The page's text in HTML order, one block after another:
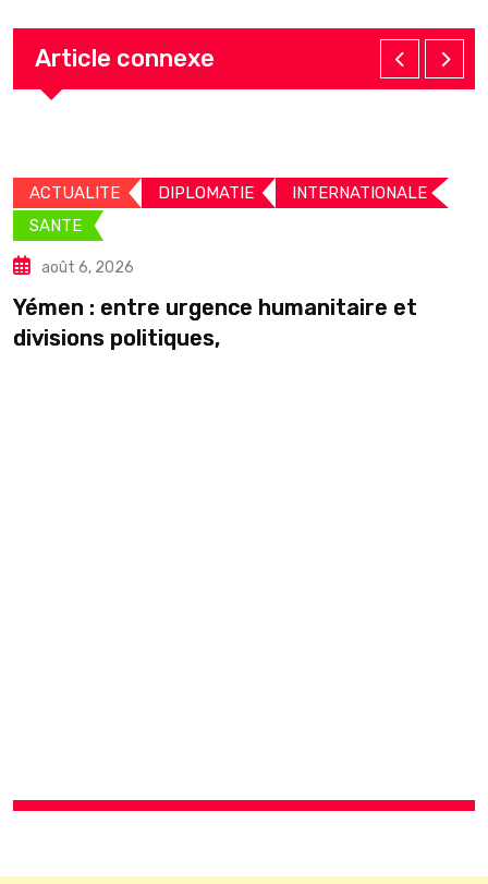
Article connexe
ACTUALITE DIPLOMATIE
INTERNATIONALE
SANTE
août 6, 2026
Yémen : entre urgence humanitaire et
divisions politiques,